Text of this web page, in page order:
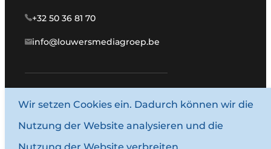
+32 50 36 81 70
info@louwersmediagroep.be
www.louwersmediagroep.com
© 1987–2026 Louwersmediagroep.
Wir setzen Cookies ein. Dadurch können wir die
Nutzung der Website analysieren und die